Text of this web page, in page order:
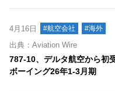
4月16日 #航空会社 #海外
出典：Aviation Wire
787-10、デルタ航空から
ボーイング26年1-3月期